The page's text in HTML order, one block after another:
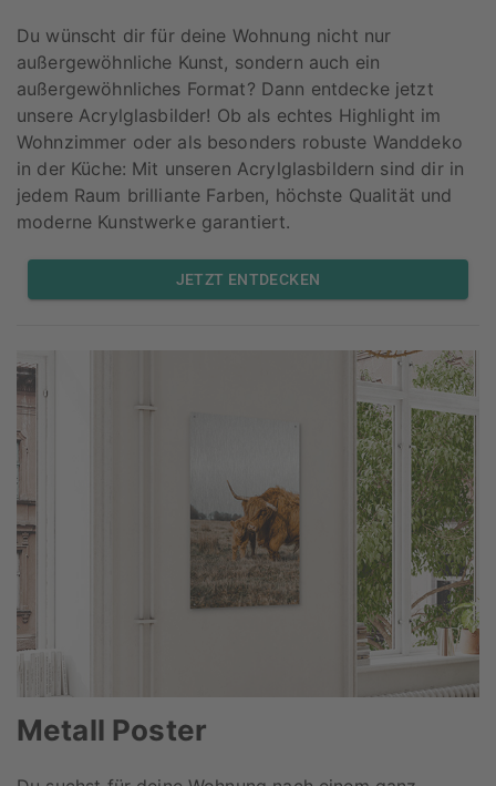
Du wünscht dir für deine Wohnung nicht nur
außergewöhnliche Kunst, sondern auch ein
außergewöhnliches Format? Dann entdecke jetzt
unsere Acrylglasbilder! Ob als echtes Highlight im
Wohnzimmer oder als besonders robuste Wanddeko
in der Küche: Mit unseren Acrylglasbildern sind dir in
jedem Raum brilliante Farben, höchste Qualität und
moderne Kunstwerke garantiert.
JETZT ENTDECKEN
Metall Poster